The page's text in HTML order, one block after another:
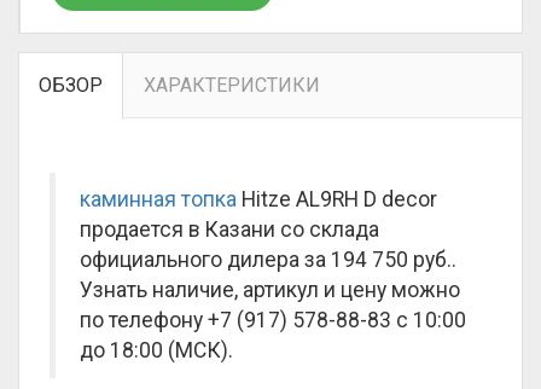
ОБЗОР ХАРАКТЕРИСТИКИ
каминная топка Hitze AL9RH D decor
продается в Казани со склада
официального дилера за 194 750 руб..
Узнать наличие, артикул и цену можно
по телефону +7 (917) 578-88-83 с 10:00
до 18:00 (МСК).